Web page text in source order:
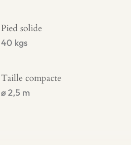
Pied solide
40 kgs
Taille compacte
ø 2,5 m